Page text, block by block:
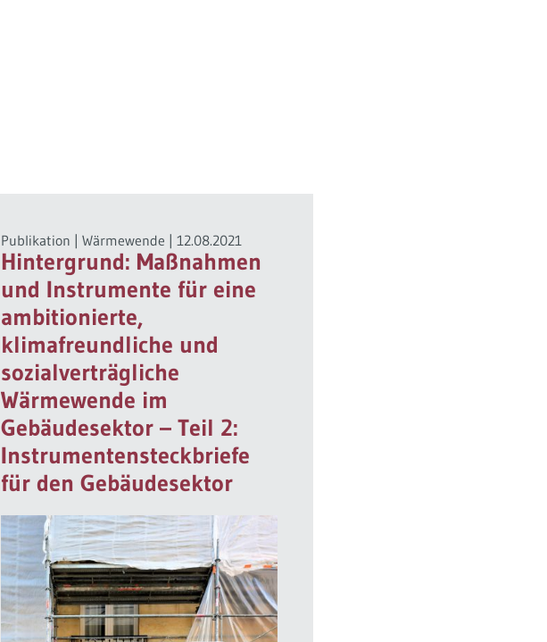
Publikation | Wärmewende | 12.08.2021
Hintergrund: Maßnahmen
und Instrumente für eine
ambitionierte,
klimafreundliche und
sozialverträgliche
Wärmewende im
Gebäudesektor – Teil 2:
Instrumentensteckbriefe
für den Gebäudesektor